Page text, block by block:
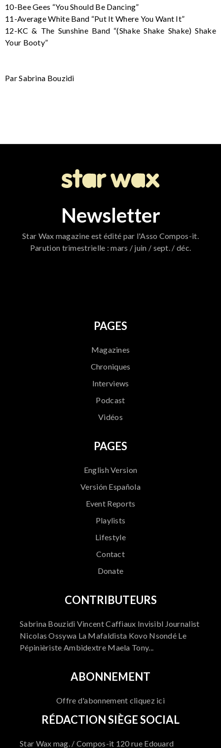
10-Bee Gees “You Should Be Dancing”
11-Average White Band “Put It Where You Want It”
12-KC & The Sunshine Band “(Shake Shake Shake) Shake
Your Booty”
Par Sabrina Bouzidi
Newsletter
Star Wax magazine est édité par l'Asso Compos-it.
Parution trimestrielle : mars / juin / sept. / déc.
PAGES
Magazines
Chroniques
Interviews
Podcast
Vidéos
PAGES
English Version
Versión Española
Event Reports
Playlists
Lifestyle
Contact
Donate
CONTRIBUTEURS
Sabrina Bouzidi Vincent Caffiaux Invisibl Journalist
Nicolas Ossywa La Mafaldista Kovo Nsondé Le
Pépinièriste Ambidextre Maela Tony...
ABONNEMENT
Offre d'abonnement cliquez ici
RÉDACTION SIÈGE SOCIAL
Star Wax mag. / Compos-it 120 rue Edouard